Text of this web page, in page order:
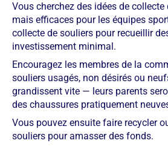
Vous cherchez des idées de
mais efficaces pour les équipes
collecte de souliers pour recueillir
investissement minimal.
Encouragez les membres de la
souliers usagés, non désirés ou
grandissent vite — leurs parents
des chaussures pratiquement
Vous pouvez ensuite faire recycler
souliers pour amasser des fonds.